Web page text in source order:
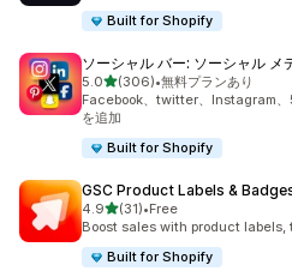
Built for Shopify
ソーシャル バー: ソーシャル メ
5.05つ星中
(306)
合計レビュー数：306件
•無料プランあり
Facebook、twitter、Instagram、
を追加
Built for Shopify
GSC Product Labels &
4.95つ星中
(31)
合計レビュー数：31件
•Free
Boost sales with product
Built for Shopify